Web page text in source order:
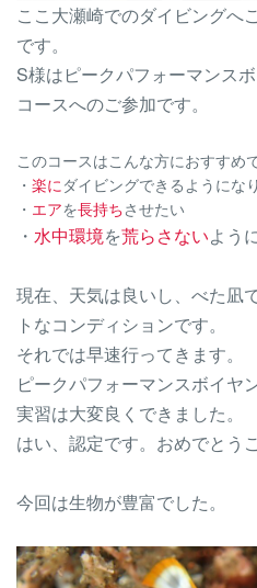
ここ大瀬崎でのダイビングへ
です。
S様はピークパフォーマンス
コースへのご参加です。
このコースはこんな方におすすめで
・ 楽に ダイビングできるようにな
・ エアを長持ちさせたい
・ 水中環境を荒らさないよう
現在、天気は良いし、べた凪
トなコンディションです。
それでは早速行ってきます。
ピークパフォーマンスボイヤ
実習は大変良くできました。
はい、認定です。おめでとう
今回は生物が豊富でした。